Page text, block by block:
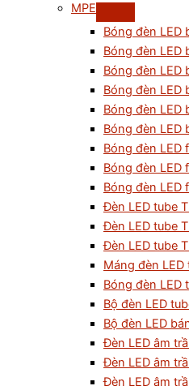
MPE
Bóng đèn LED
Bóng đèn LED
Bóng đèn LED
Bóng đèn LED
Bóng đèn LED
Bóng đèn LED
Bóng đèn LED
Bóng đèn LED
Bóng đèn LED
Đèn LED tube
Đèn LED tube
Đèn LED tube
Máng đèn LED
Bóng đèn LED
Bộ đèn LED
Bộ đèn LED
Đèn LED âm
Đèn LED âm
Đèn LED âm